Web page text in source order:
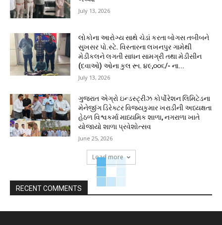
July 13, 2026
લોકોના આરોગ્ય સાથે ચેડાં કરતા બોગસ તબીબને
સુખસર પો.સ્ટે. વિસ્તારના લખનપુર ગામેથી
મેડીકલને લગતી સાધન સામગ્રી તથા મેડીસીન
(દવાઓ) ઓના કુલ રૂા. ૪૯,૦૦૬/- ના...
July 13, 2026
ગુજરાત એગ્રો ઇન્ડસ્ટ્રીઝ કોર્પોરેશન લિમિટેડના
મેનેજીંગ ડિરેક્ટર વિજયકુમાર ખરાડીની અધ્યક્ષતા
હેઠળ વિશ્વકર્મા માધ્યમિક શાળા, નગરાળા ખાતે
યોજાયો શાળા પ્રવેશોત્સવ
June 25, 2026
Load more
RECENT COMMENTS